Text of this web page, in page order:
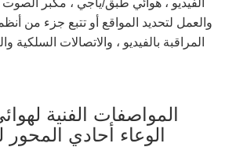
الفيديو ، هوائي طبق/ياجي ، مكبر الصوت
والعمل لتحديد المواقع أو تتبع جزء من
المراقبة بالفيديو ، والاتصالات السلكية
المواصفات الفنية
الوعاء أحادي